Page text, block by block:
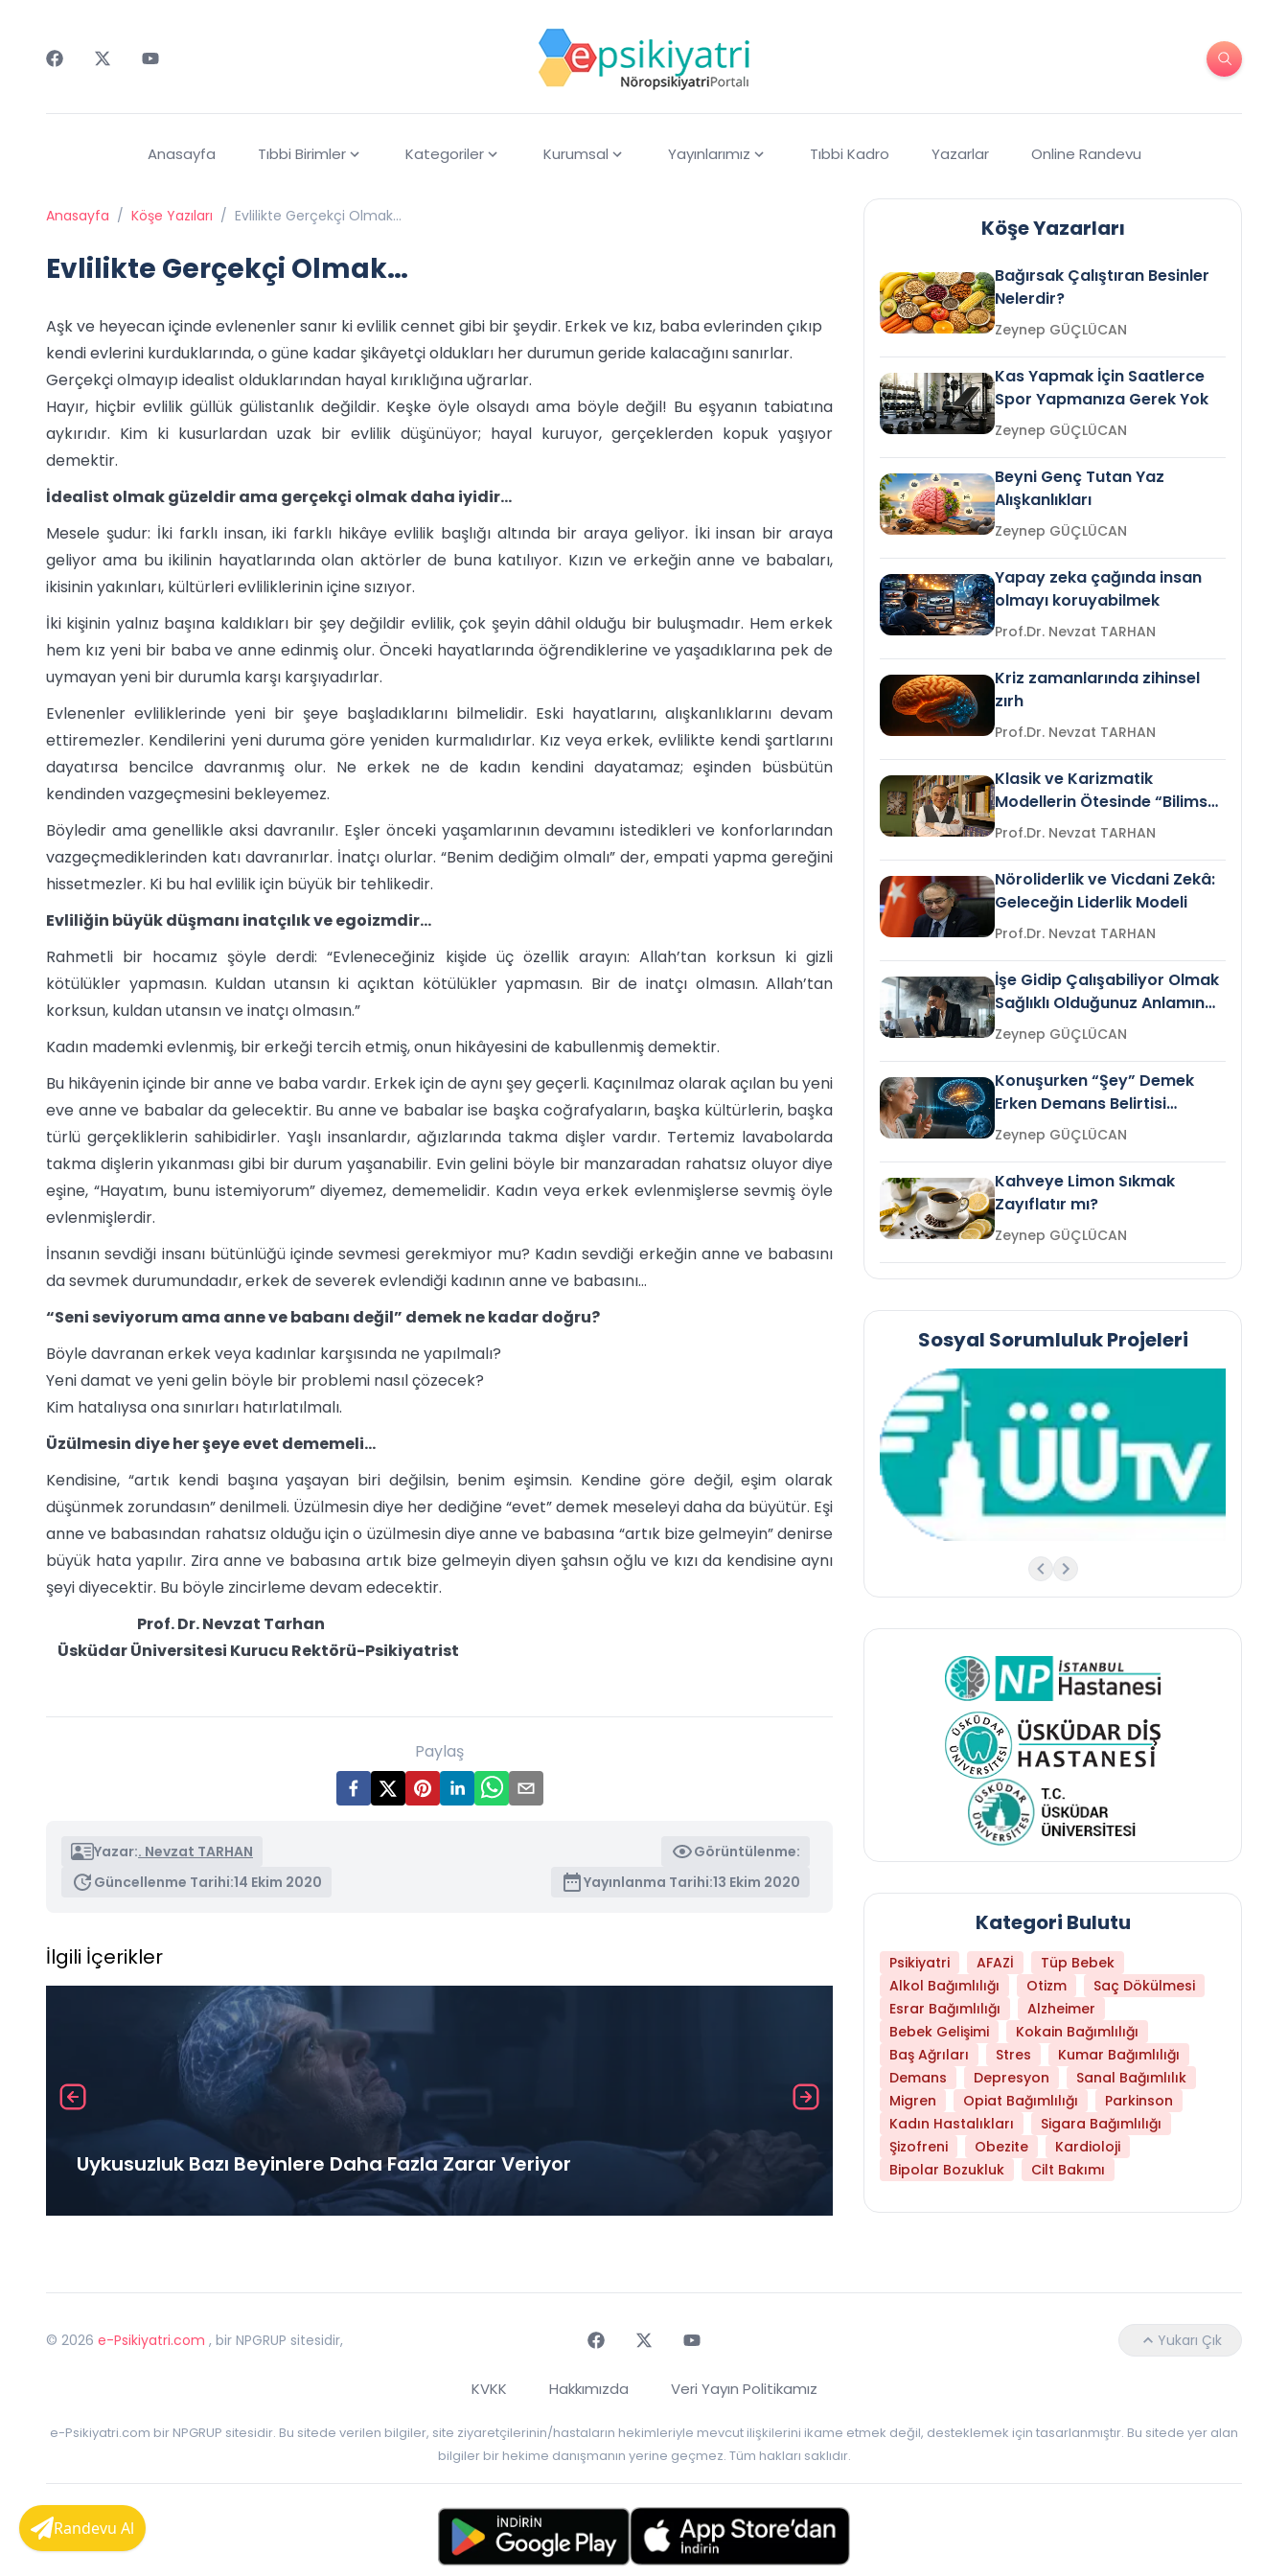
Anasayfa Tıbbi Birimler Kategoriler Kurumsal Yayınlarımız Tıbbi Kadro Yazarlar Online Randevu
Anasayfa / Köşe Yazıları / Evlilikte Gerçekçi Olmak…
Evlilikte Gerçekçi Olmak…
Aşk ve heyecan içinde evlenenler sanır ki evlilik cennet gibi bir şeydir. Erkek ve kız, baba evlerinden çıkıp
kendi evlerini kurduklarında, o güne kadar şikâyetçi oldukları her durumun geride kalacağını sanırlar.
Gerçekçi olmayıp idealist olduklarından hayal kırıklığına uğrarlar.
Hayır, hiçbir evlilik güllük gülistanlık değildir. Keşke öyle olsaydı ama böyle değil! Bu eşyanın tabiatına
aykırıdır. Kim ki kusurlardan uzak bir evlilik düşünüyor; hayal kuruyor, gerçeklerden kopuk yaşıyor
demektir.
İdealist olmak güzeldir ama gerçekçi olmak daha iyidir…
Mesele şudur: İki farklı insan, iki farklı hikâye evlilik başlığı altında bir araya geliyor. İki insan bir araya
geliyor ama bu ikilinin hayatlarında olan aktörler de buna katılıyor. Kızın ve erkeğin anne ve babaları,
ikisinin yakınları, kültürleri evliliklerinin içine sızıyor.
İki kişinin yalnız başına kaldıkları bir şey değildir evlilik, çok şeyin dâhil olduğu bir buluşmadır. Hem erkek
hem kız yeni bir baba ve anne edinmiş olur. Önceki hayatlarında öğrendiklerine ve yaşadıklarına pek de
uymayan yeni bir durumla karşı karşıyadırlar.
Evlenenler evliliklerinde yeni bir şeye başladıklarını bilmelidir. Eski hayatlarını, alışkanlıklarını devam
ettiremezler. Kendilerini yeni duruma göre yeniden kurmalıdırlar. Kız veya erkek, evlilikte kendi şartlarını
dayatırsa bencilce davranmış olur. Ne erkek ne de kadın kendini dayatamaz; eşinden büsbütün
kendinden vazgeçmesini bekleyemez.
Böyledir ama genellikle aksi davranılır. Eşler önceki yaşamlarının devamını istedikleri ve konforlarından
vazgeçmediklerinden katı davranırlar. İnatçı olurlar. “Benim dediğim olmalı” der, empati yapma gereğini
hissetmezler. Ki bu hal evlilik için büyük bir tehlikedir.
Evliliğin büyük düşmanı inatçılık ve egoizmdir…
Rahmetli bir hocamız şöyle derdi: “Evleneceğiniz kişide üç özellik arayın: Allah’tan korksun ki gizli
kötülükler yapmasın. Kuldan utansın ki açıktan kötülükler yapmasın. Bir de inatçı olmasın. Allah’tan
korksun, kuldan utansın ve inatçı olmasın.”
Kadın mademki evlenmiş, bir erkeği tercih etmiş, onun hikâyesini de kabullenmiş demektir.
Bu hikâyenin içinde bir anne ve baba vardır. Erkek için de aynı şey geçerli. Kaçınılmaz olarak açılan bu yeni
eve anne ve babalar da gelecektir. Bu anne ve babalar ise başka coğrafyaların, başka kültürlerin, başka
türlü gerçekliklerin sahibidirler. Yaşlı insanlardır, ağızlarında takma dişler vardır. Tertemiz lavabolarda
takma dişlerin yıkanması gibi bir durum yaşanabilir. Evin gelini böyle bir manzaradan rahatsız oluyor diye
eşine, “Hayatım, bunu istemiyorum” diyemez, dememelidir. Kadın veya erkek evlenmişlerse sevmiş öyle
evlenmişlerdir.
İnsanın sevdiği insanı bütünlüğü içinde sevmesi gerekmiyor mu? Kadın sevdiği erkeğin anne ve babasını
da sevmek durumundadır, erkek de severek evlendiği kadının anne ve babasını…
“Seni seviyorum ama anne ve babanı değil” demek ne kadar doğru?
Böyle davranan erkek veya kadınlar karşısında ne yapılmalı?
Yeni damat ve yeni gelin böyle bir problemi nasıl çözecek?
Kim hatalıysa ona sınırları hatırlatılmalı.
Üzülmesin diye her şeye evet dememeli…
Kendisine, “artık kendi başına yaşayan biri değilsin, benim eşimsin. Kendine göre değil, eşim olarak
düşünmek zorundasın” denilmeli. Üzülmesin diye her dediğine “evet” demek meseleyi daha da büyütür. Eşi
anne ve babasından rahatsız olduğu için o üzülmesin diye anne ve babasına “artık bize gelmeyin” denirse
büyük hata yapılır. Zira anne ve babasına artık bize gelmeyin diyen şahsın oğlu ve kızı da kendisine aynı
şeyi diyecektir. Bu böyle zincirleme devam edecektir.
Prof. Dr. Nevzat Tarhan
Üsküdar Üniversitesi Kurucu Rektörü-Psikiyatrist
Paylaş
Yazar:. Nevzat TARHAN
Görüntülenme:
Güncellenme Tarihi:14 Ekim 2020 Yayınlanma Tarihi:13 Ekim 2020
İlgili İçerikler
Uykusuzluk Bazı Beyinlere Daha Fazla Zarar Veriyor Libido Yüksekliği
Köşe Yazarları
Bağırsak Çalıştıran Besinler
Nelerdir?
Zeynep GÜÇLÜCAN
Kas Yapmak İçin Saatlerce
Spor Yapmanıza Gerek Yok
Zeynep GÜÇLÜCAN
Beyni Genç Tutan Yaz
Alışkanlıkları
Zeynep GÜÇLÜCAN
Yapay zeka çağında insan
olmayı koruyabilmek
Prof.Dr. Nevzat TARHAN
Kriz zamanlarında zihinsel
zırh
Prof.Dr. Nevzat TARHAN
Klasik ve Karizmatik
Modellerin Ötesinde “Bilimsel
Liderlik”
Prof.Dr. Nevzat TARHAN
Nöroliderlik ve Vicdani Zekâ:
Geleceğin Liderlik Modeli
Prof.Dr. Nevzat TARHAN
İşe Gidip Çalışabiliyor Olmak
Sağlıklı Olduğunuz Anlamına
Gelir mi?Zeynep GÜÇLÜCAN
Konuşurken “Şey” Demek
Erken Demans Belirtisi
Olabilir mi?Zeynep GÜÇLÜCAN
Kahveye Limon Sıkmak
Zayıflatır mı?
Zeynep GÜÇLÜCAN
Sosyal Sorumluluk Projeleri
Kategori Bulutu
Psikiyatri AFAZİ
Tüp Bebek
Alkol Bağımlılığı
Otizm
Saç Dökülmesi
Esrar Bağımlılığı
Alzheimer
Bebek Gelişimi
Kokain Bağımlılığı
Baş Ağrıları
Stres
Kumar Bağımlılığı
Demans
Depresyon
Sanal Bağımlılık
Migren
Opiat Bağımlılığı
Parkinson
Kadın Hastalıkları
Sigara Bağımlılığı
Şizofreni
Obezite
Kardioloji
Bipolar Bozukluk
Cilt Bakımı
© 2026 e-Psikiyatri.com , bir NPGRUP sitesidir, Yukarı Çık
KVKK Hakkımızda Veri Yayın Politikamız
e-Psikiyatri.com bir NPGRUP sitesidir. Bu sitede verilen bilgiler, site ziyaretçilerinin/hastaların hekimleriyle mevcut ilişkilerini ikame etmek değil, desteklemek için tasarlanmıştır. Bu sitede yer alan
bilgiler bir hekime danışmanın yerine geçmez. Tüm hakları saklıdır.
Randevu Al